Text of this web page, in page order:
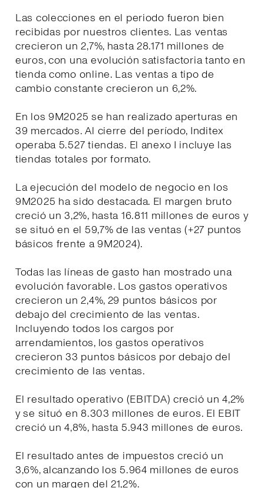
Las colecciones en el periodo fueron bien
recibidas por nuestros clientes. Las ventas
crecieron un 2,7%, hasta 28.171 millones de
euros, con una evolución satisfactoria tanto en
tienda como online. Las ventas a tipo de
cambio constante crecieron un 6,2%.
En los 9M2025 se han realizado aperturas en
39 mercados. Al cierre del período, Inditex
operaba 5.527 tiendas. El anexo I incluye las
tiendas totales por formato.
La ejecución del modelo de negocio en los
9M2025 ha sido destacada. El margen bruto
creció un 3,2%, hasta 16.811 millones de euros y
se situó en el 59,7% de las ventas (+27 puntos
básicos frente a 9M2024).
Todas las líneas de gasto han mostrado una
evolución favorable. Los gastos operativos
crecieron un 2,4%, 29 puntos básicos por
debajo del crecimiento de las ventas.
Incluyendo todos los cargos por
arrendamientos, los gastos operativos
crecieron 33 puntos básicos por debajo del
crecimiento de las ventas.
El resultado operativo (EBITDA) creció un 4,2%
y se situó en 8.303 millones de euros. El EBIT
creció un 4,8%, hasta 5.943 millones de euros.
El resultado antes de impuestos creció un
3,6%, alcanzando los 5.964 millones de euros
con un margen del 21,2%.